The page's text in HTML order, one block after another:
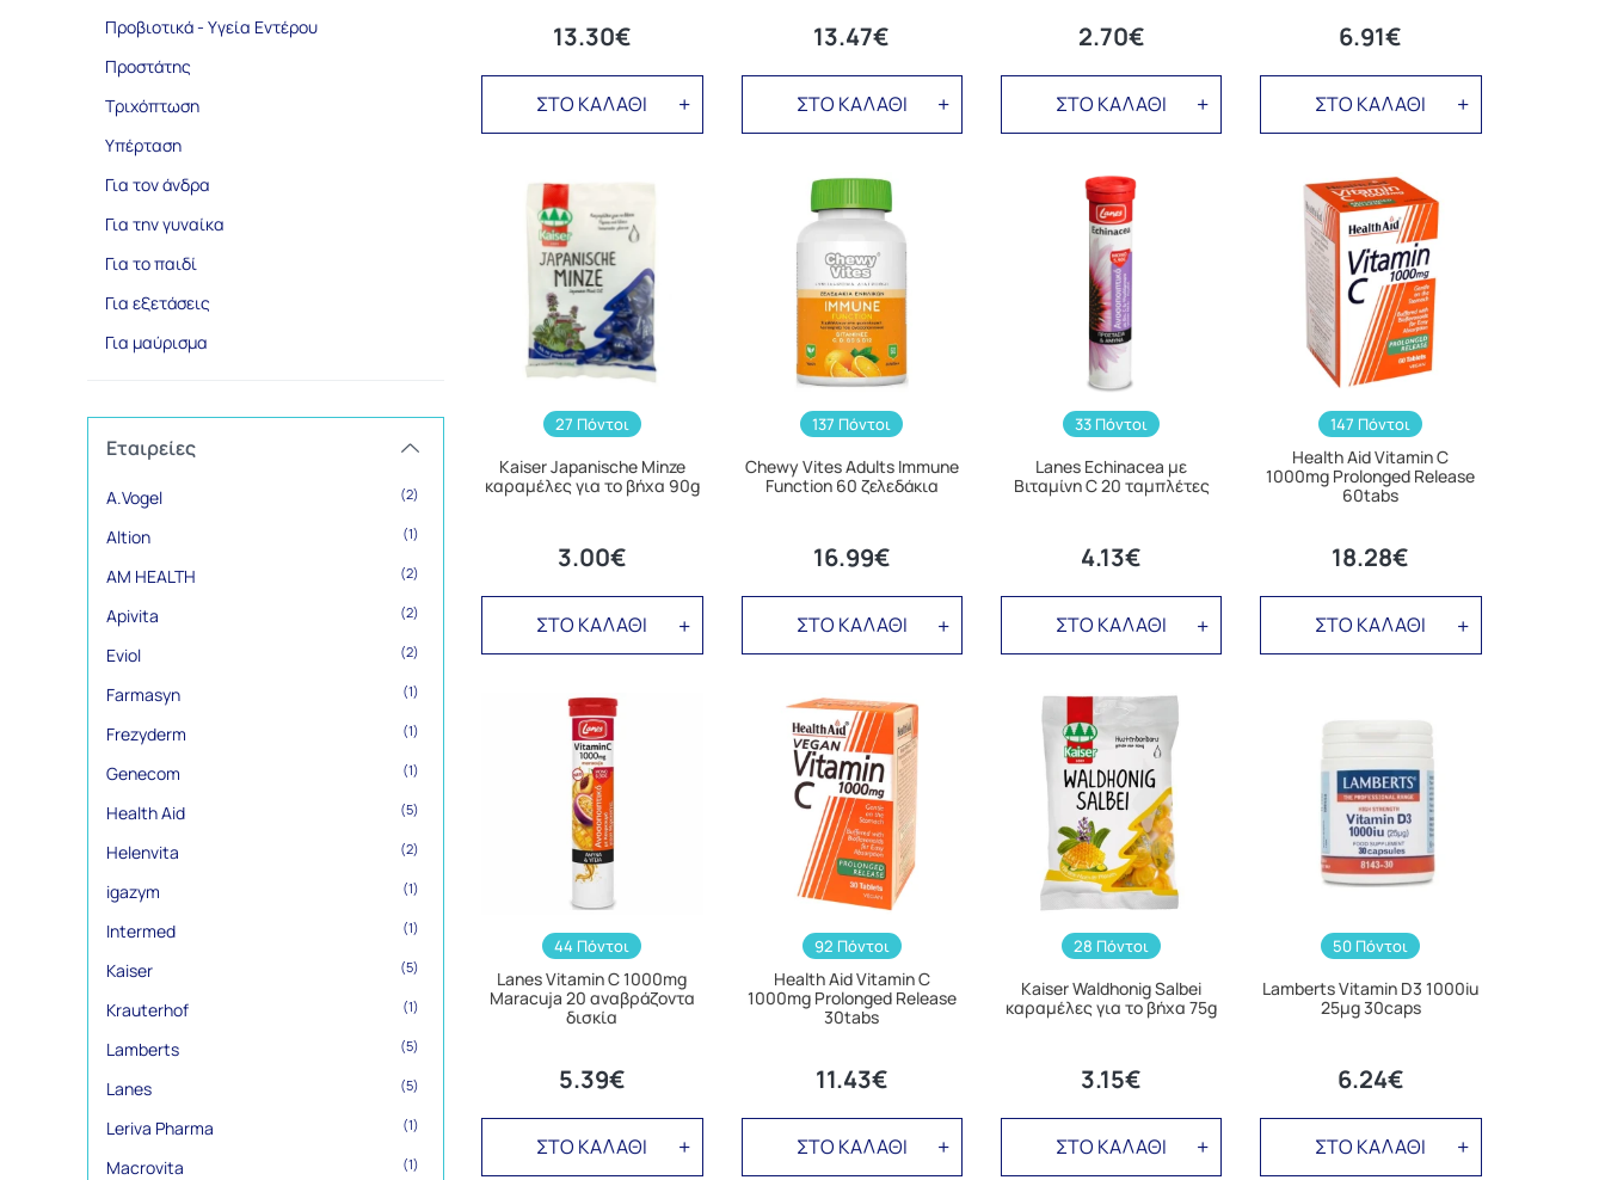
Προβιοτικά - Υγεία Εντέρου
Προστάτης
Τριχόπτωση
Υπέρταση
Για τον άνδρα
Για την γυναίκα
Για το παιδί
Για εξετάσεις
Για μαύρισμα
Εταιρείες
A.Vogel (2)
Altion (1)
AM HEALTH (2)
Apivita (2)
Eviol (2)
Farmasyn (1)
Frezyderm (1)
Genecom (1)
Health Aid (5)
Helenvita (2)
igazym (1)
Intermed (1)
Kaiser (5)
Krauterhof (1)
Lamberts (5)
Lanes (5)
Leriva Pharma (1)
Macrovita (1)
13.30€
ΣΤΟ ΚΑΛΑΘΙ
13.47€
ΣΤΟ ΚΑΛΑΘΙ
2.70€
ΣΤΟ ΚΑΛΑΘΙ
6.91€
ΣΤΟ ΚΑΛΑΘΙ
27 Πόντοι
Kaiser Japanische Minze
καραμέλες για το βήχα 90g
3.00€
ΣΤΟ ΚΑΛΑΘΙ
137 Πόντοι
Chewy Vites Adults Immune
Function 60 ζελεδάκια
16.99€
ΣΤΟ ΚΑΛΑΘΙ
33 Πόντοι
Lanes Echinacea με
Βιταμίνη C 20 ταμπλέτες
4.13€
ΣΤΟ ΚΑΛΑΘΙ
147 Πόντοι
Health Aid Vitamin C
1000mg Prolonged Release
60tabs
18.28€
ΣΤΟ ΚΑΛΑΘΙ
44 Πόντοι
Lanes Vitamin C 1000mg
Maracuja 20 αναβράζοντα
δισκία
5.39€
ΣΤΟ ΚΑΛΑΘΙ
92 Πόντοι
Health Aid Vitamin C
1000mg Prolonged Release
30tabs
11.43€
ΣΤΟ ΚΑΛΑΘΙ
28 Πόντοι
Kaiser Waldhonig Salbei
καραμέλες για το βήχα 75g
3.15€
ΣΤΟ ΚΑΛΑΘΙ
50 Πόντοι
Lamberts Vitamin D3 1000iu
25μg 30caps
6.24€
ΣΤΟ ΚΑΛΑΘΙ